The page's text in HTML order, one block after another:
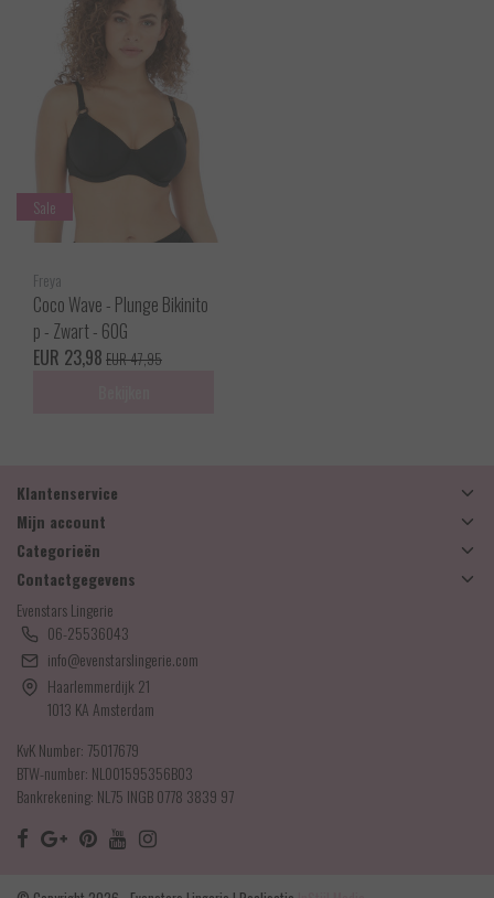
Sale
Freya
Coco Wave - Plunge Bikinito
p - Zwart - 60G
EUR 23,98 EUR 47,95
Klantenservice
Mijn account
Categorieën
Contactgegevens
Evenstars Lingerie
06-25536043
info@evenstarslingerie.com
Haarlemmerdijk 21
1013 KA Amsterdam
KvK Number: 75017679
BTW-number: NL001595356B03
Bankrekening: NL75 INGB 0778 3839 97